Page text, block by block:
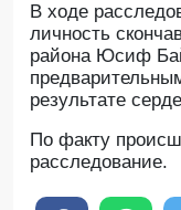
В ходе
личность
района Юсиф
результате
По факту
расследование.